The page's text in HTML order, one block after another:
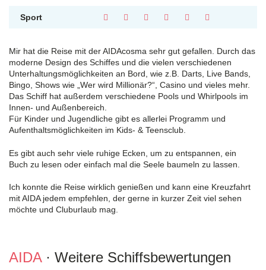
Sport
Mir hat die Reise mit der AIDAcosma sehr gut gefallen. Durch das
moderne Design des Schiffes und die vielen verschiedenen
Unterhaltungsmöglichkeiten an Bord, wie z.B. Darts, Live Bands,
Bingo, Shows wie „Wer wird Millionär?“, Casino und vieles mehr.
Das Schiff hat außerdem verschiedene Pools und Whirlpools im
Innen- und Außenbereich.
Für Kinder und Jugendliche gibt es allerlei Programm und
Aufenthaltsmöglichkeiten im Kids- & Teensclub.
Es gibt auch sehr viele ruhige Ecken, um zu entspannen, ein
Buch zu lesen oder einfach mal die Seele baumeln zu lassen.
Ich konnte die Reise wirklich genießen und kann eine Kreuzfahrt
mit AIDA jedem empfehlen, der gerne in kurzer Zeit viel sehen
möchte und Cluburlaub mag.
AIDA· Weitere Schiffsbewertungen